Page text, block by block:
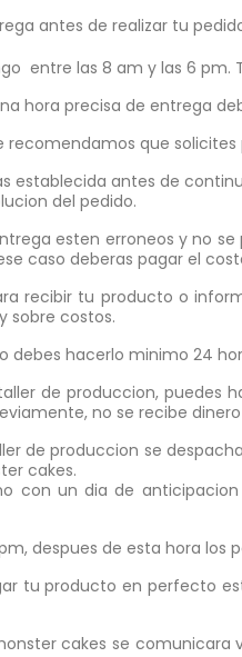
antes de realizar tu
entre las 8 am y las 6
hora precisa de entrega
que
establecida antes de
del pedido.
esten erroneos y no
caso deberas pagar el
recibir tu producto o
sobre costos.
debes hacerlo minimo 24
de produccion, puedes
no se recibe
de produccion se
cakes.
con un dia de
despues de esta hora los
tu producto en perfecto
cakes se